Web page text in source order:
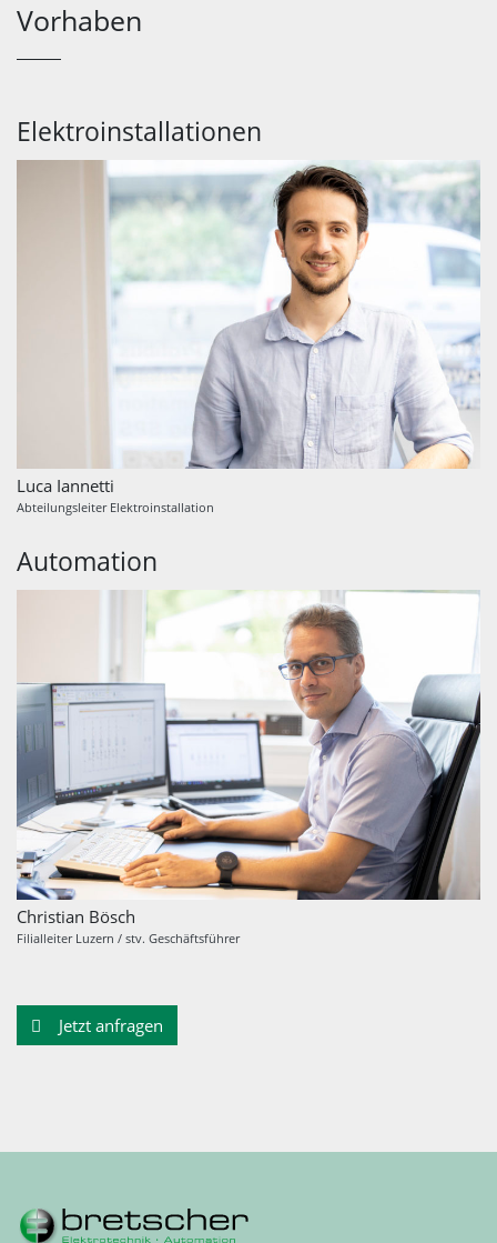
Vorhaben
Elektroinstallationen
Luca Iannetti
Abteilungsleiter Elektroinstallation
Automation
Christian Bösch
Filialleiter Luzern / stv. Geschäftsführer
Jetzt anfragen